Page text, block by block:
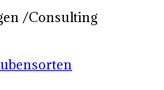
/Consulting